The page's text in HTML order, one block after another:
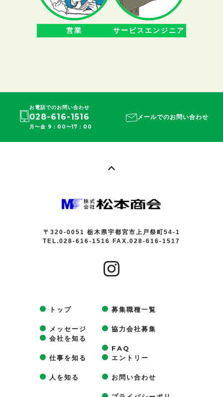
営業 サービスエンジニア
お電話でのお問い合わせ
028-616-1516
月〜金 9：00〜17：00
メールでのお問い合わせ
〒320-0051 栃木県宇都宮市上戸祭町54-1
TEL.028-616-1516
FAX.028-616-1517
トップ
メッセージ
会社を知る
仕事を知る
人を知る
募集職種一覧
協力会社募集
FAQ
エントリー
お問い合わせ